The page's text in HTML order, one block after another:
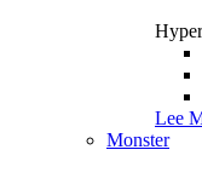
Lee
Monster